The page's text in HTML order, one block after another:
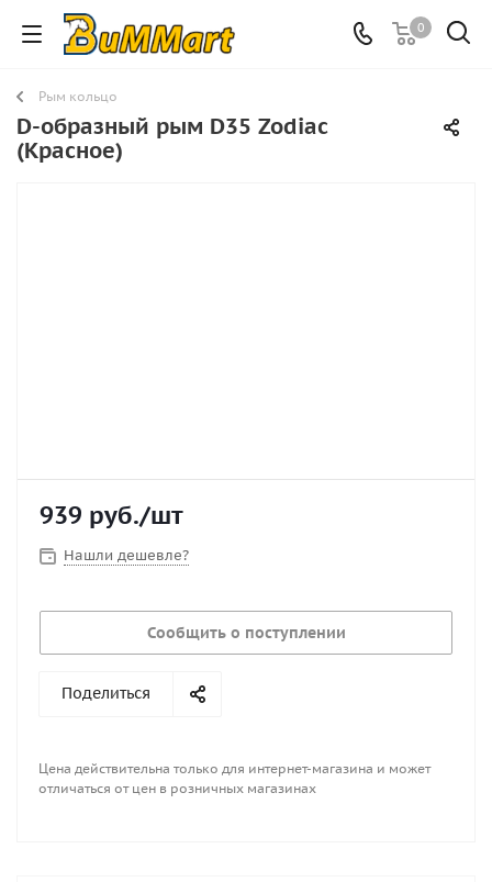
0
Рым кольцо
D-образный рым D35 Zodiac
(Красное)
939 руб./шт
Нашли дешевле?
Сообщить о поступлении
Поделиться
Цена действительна только для интернет-магазина и может
отличаться от цен в розничных магазинах